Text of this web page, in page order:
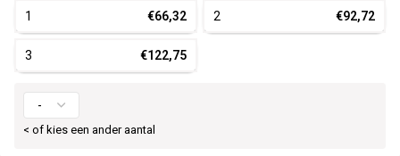
1 €66,32 2 €92,72
3 €122,75
< of kies een ander aantal